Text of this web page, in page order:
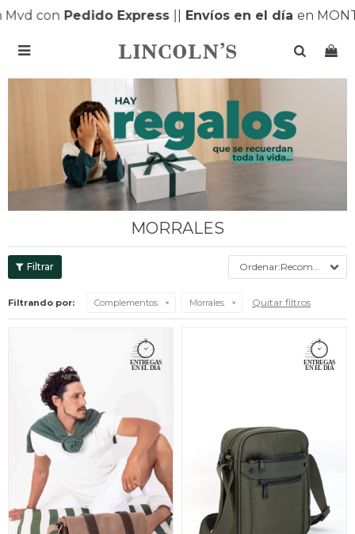
conPedido Express||Envíos en el díaen

MORRALES
Recomendados
Filtrando por: Complementos Morrales Quitar filtros